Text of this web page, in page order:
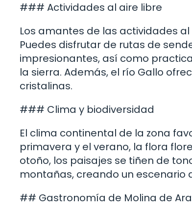
### Actividades al aire libre
Los amantes de las actividades
Puedes disfrutar de rutas de
impresionantes, así como
la sierra. Además, el río Gallo
cristalinas.
### Clima y biodiversidad
El clima continental de la zona
primavera y el verano, la flora
otoño, los paisajes se tiñen de
montañas, creando un escenario
## Gastronomía de Molina de